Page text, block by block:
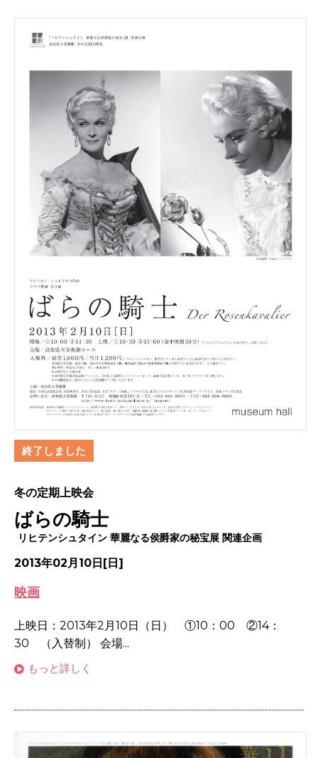
終了しました
冬の定期上映会
ばらの騎士
リヒテンシュタイン 華麗なる侯爵家の秘宝展 関連企画
2013年02月10日[日]
映画
上映日：2013年2月10日（日） ①10：00 ②14：
30 （入替制） 会場...
もっと詳しく